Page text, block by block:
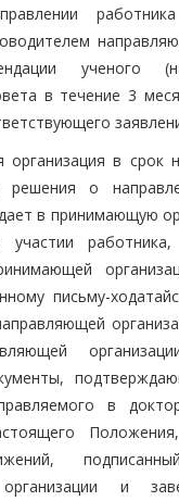
ученого
в течение 3
в срок
решения о
в принимающую
участии
письму-
в
и